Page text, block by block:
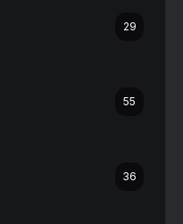
29
55
36